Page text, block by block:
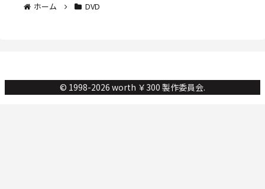
ホーム DVD
© 1998-2026 worth ￥300 製作委員会.